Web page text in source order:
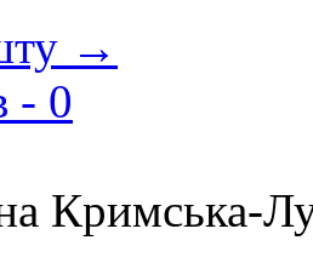
→
- 0
Кримська-